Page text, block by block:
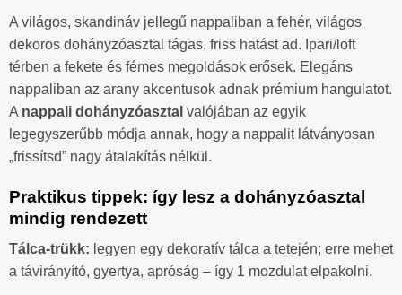
A világos, skandináv jellegű nappaliban a fehér, világos
dekoros dohányzóasztal tágas, friss hatást ad. Ipari/loft
térben a fekete és fémes megoldások erősek. Elegáns
nappaliban az arany akcentusok adnak prémium hangulatot.
A nappali dohányzóasztal valójában az egyik
legegyszerűbb módja annak, hogy a nappalit látványosan
„frissítsd” nagy átalakítás nélkül.
Praktikus tippek: így lesz a dohányzóasztal
mindig rendezett
Tálca-trükk: legyen egy dekoratív tálca a tetején; erre mehet
a távirányító, gyertya, apróság – így 1 mozdulat elpakolni.